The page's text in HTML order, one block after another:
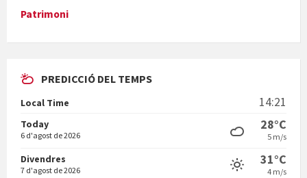
Patrimoni
PREDICCIÓ DEL TEMPS
Local Time 14:21
Today
6 d'agost de 2026
28°C
5 m/s
Divendres
7 d'agost de 2026
31°C
4 m/s